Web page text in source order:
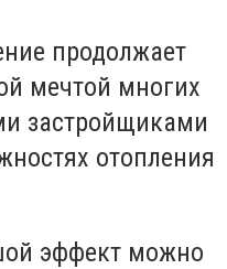
продолжает
мечтой многих
застройщиками
отопления
эффект можно